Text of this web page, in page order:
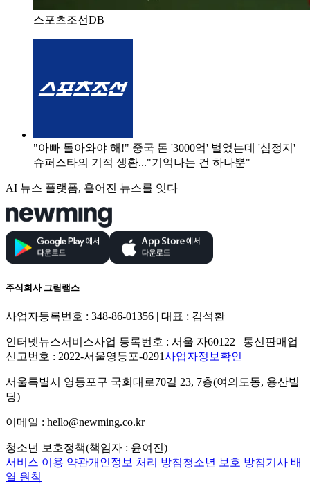
스포츠조선DB
"아빠 돌아와야 해!" 중국 돈 '3000억' 벌었는데 '심정지'
슈퍼스타의 기적 생환..."기억나는 건 하나뿐"
AI 뉴스 플랫폼, 흩어진 뉴스를 잇다
주식회사 그립랩스
사업자등록번호 : 348-86-01356 | 대표 : 김석환
인터넷뉴스서비스사업 등록번호 : 서울 자60122 | 통신판매업
신고번호 : 2022-서울영등포-0291사업자정보확인
서울특별시 영등포구 국회대로70길 23, 7층(여의도동, 용산빌
딩)
이메일 : hello@newming.co.kr
청소년 보호정책(책임자 : 윤여진)
서비스 이용 약관개인정보 처리 방침청소년 보호 방침기사 배
열 원칙